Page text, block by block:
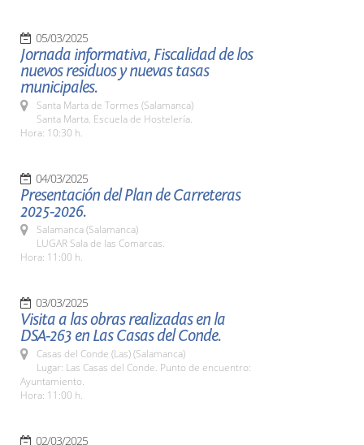
05/03/2025
Jornada informativa, Fiscalidad de los
nuevos residuos y nuevas tasas
municipales.
Santa Marta de Tormes (Salamanca)
Santa Marta. Escuela de Hostelería.
Hora: 10:30 h.
04/03/2025
Presentación del Plan de Carreteras
2025-2026.
Salamanca (Salamanca)
LUGAR Sala de las Comarcas.
Hora: 11:00 h.
03/03/2025
Visita a las obras realizadas en la
DSA-263 en Las Casas del Conde.
Casas del Conde (Las) (Salamanca)
Lugar: Las Casas del Conde. Punto de encuentro:
Ayuntamiento.
Hora: 11:00 h.
02/03/2025